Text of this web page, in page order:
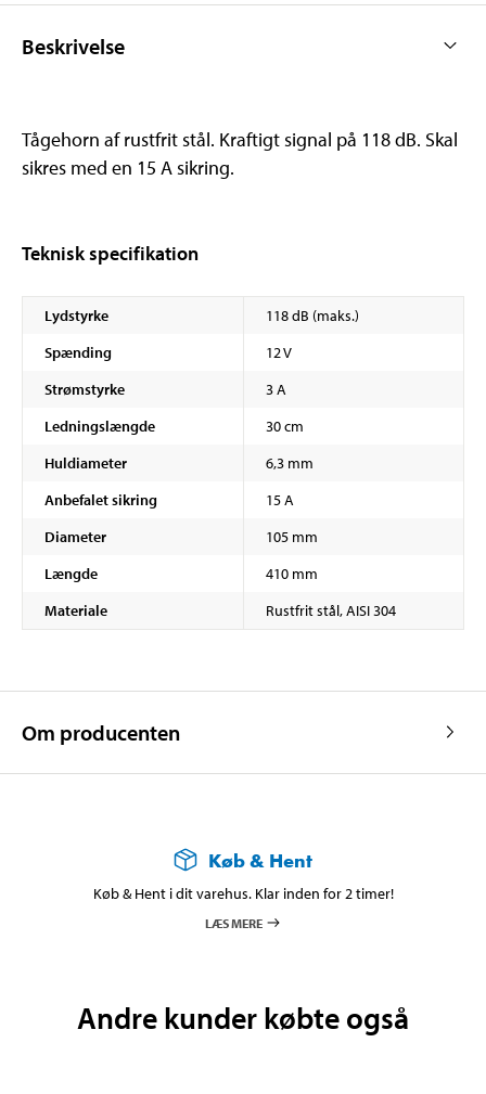
Beskrivelse
Tågehorn af rustfrit stål. Kraftigt signal på 118 dB. Skal
sikres med en 15 A sikring.
Teknisk specifikation
Lydstyrke
118 dB (maks.)
Spænding
12 V
Strømstyrke
3 A
Ledningslængde
30 cm
Huldiameter
6,3 mm
Anbefalet sikring
15 A
Diameter
105 mm
Længde
410 mm
Materiale
Rustfrit stål, AISI 304
Om producenten
Køb & Hent
Køb & Hent i dit varehus. Klar inden for 2 timer!
LÆS MERE
Andre kunder købte også